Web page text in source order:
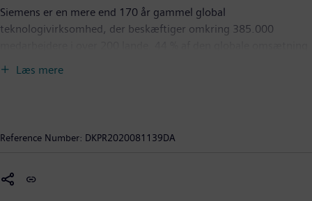
Siemens er en mere end 170 år gammel global
teknologivirksomhed, der beskæftiger omkring 385.000
hovedparten eksporteres. Siemens i Danmark består af
Renewable Energy A/S, Siemens Industry Software A/S, Siemens
Læs mere
Reference Number: DKPR2020081139DA